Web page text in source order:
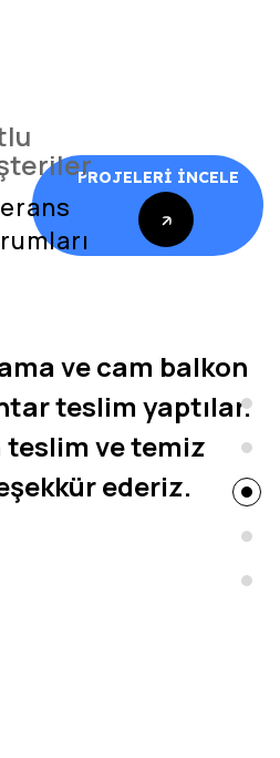
PROJELERI İNCELE
PROJELERI İNCELE
ve cam balkon
teslim yaptılar.
ve temiz
ederiz.